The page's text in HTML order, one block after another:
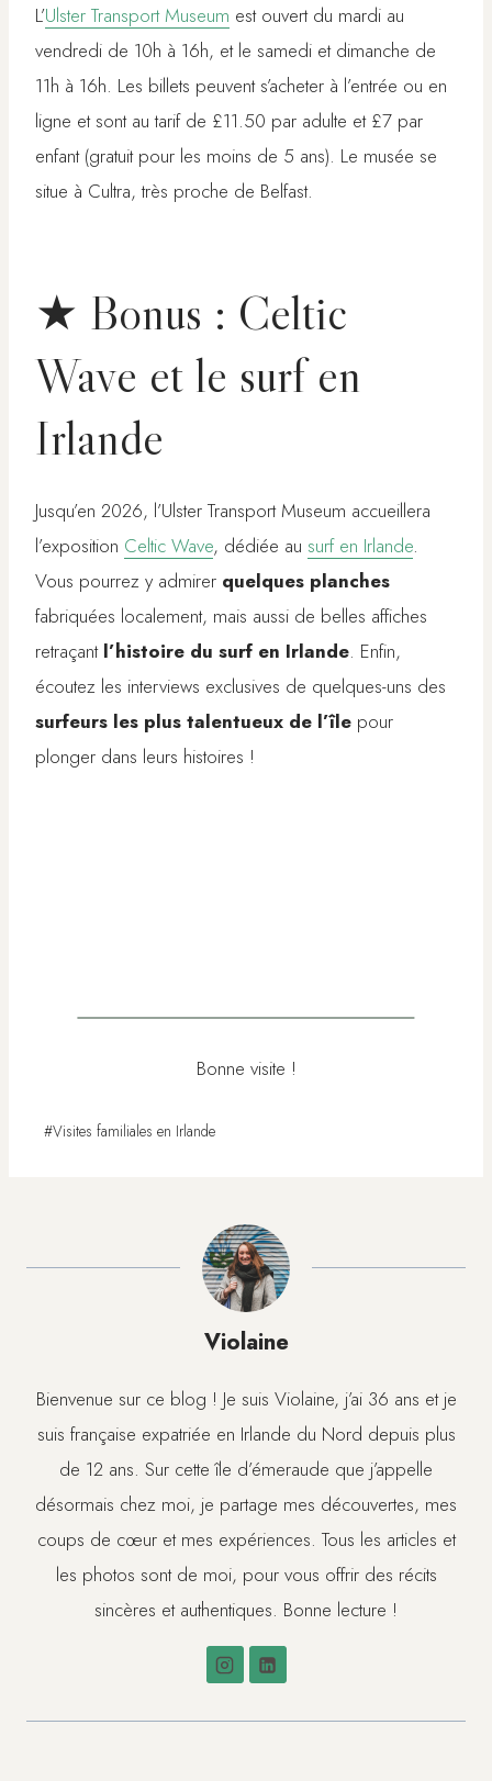
L’Ulster Transport Museum est ouvert du mardi au
vendredi de 10h à 16h, et le samedi et dimanche de
11h à 16h. Les billets peuvent s’acheter à l’entrée ou en
ligne et sont au tarif de £11.50 par adulte et £7 par
enfant (gratuit pour les moins de 5 ans). Le musée se
situe à Cultra, très proche de Belfast.
★ Bonus : Celtic
Wave et le surf en
Irlande
Jusqu’en 2026, l’Ulster Transport Museum accueillera
l’exposition Celtic Wave, dédiée au surf en Irlande.
Vous pourrez y admirer quelques planches
fabriquées localement, mais aussi de belles affiches
retraçant l’histoire du surf en Irlande. Enfin,
écoutez les interviews exclusives de quelques-uns des
surfeurs les plus talentueux de l’île pour
plonger dans leurs histoires !
Bonne visite !
Étiquettes
#Visites familiales en Irlande
Violaine
Bienvenue sur ce blog ! Je suis Violaine, j’ai 36 ans et je
suis française expatriée en Irlande du Nord depuis plus
de 12 ans. Sur cette île d’émeraude que j’appelle
désormais chez moi, je partage mes découvertes, mes
coups de cœur et mes expériences. Tous les articles et
les photos sont de moi, pour vous offrir des récits
sincères et authentiques. Bonne lecture !